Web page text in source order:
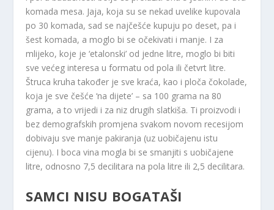
komada mesa. Jaja, koja su se nekad uvelike kupovala
po 30 komada, sad se najčešće kupuju po deset, pa i
šest komada, a moglo bi se očekivati ​​i manje. I za
mlijeko, koje je ‘etalonski’ od jedne litre, moglo bi biti
sve većeg interesa u formatu od pola ili četvrt litre.
Štruca kruha također je sve kraća, kao i ploča čokolade,
koja je sve češće ‘na dijete’ – sa 100 grama na 80
grama, a to vrijedi i za niz drugih slatkiša. Ti proizvodi i
bez demografskih promjena svakom novom recesijom
dobivaju sve manje pakiranja (uz uobičajenu istu
cijenu). I boca vina mogla bi se smanjiti s uobičajene
litre, odnosno 7,5 decilitara na pola litre ili 2,5 decilitara.
SAMCI NISU BOGATAŠI